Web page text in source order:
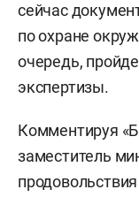
сейчас
по охране
очередь,
экспертизы.
Комментируя
заместитель